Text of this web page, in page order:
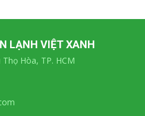
LẠNH VIỆT XANH
Hòa, TP. HCM